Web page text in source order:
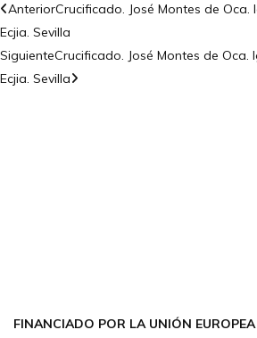
AnteriorCrucificado. José Montes de Oca.
Ecjia. Sevilla
SiguienteCrucificado. José Montes de Oca.
Ecjia. Sevilla
FINANCIADO POR LA UNIÓN